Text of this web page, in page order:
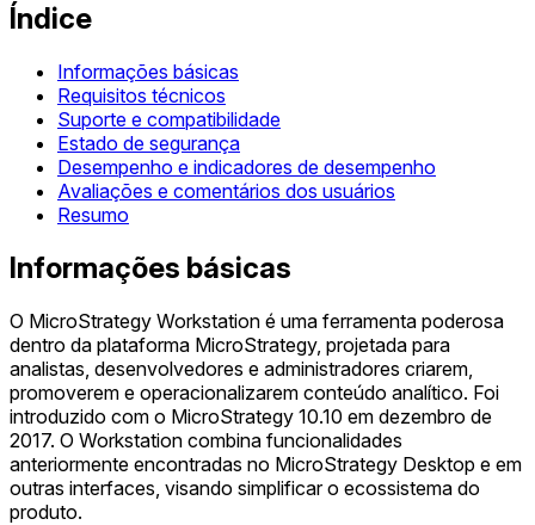
Índice
Informações básicas
Requisitos técnicos
Suporte e compatibilidade
Estado de segurança
Desempenho e indicadores de desempenho
Avaliações e comentários dos usuários
Resumo
Informações básicas
O MicroStrategy Workstation é uma ferramenta poderosa
dentro da plataforma MicroStrategy, projetada para
analistas, desenvolvedores e administradores criarem,
promoverem e operacionalizarem conteúdo analítico. Foi
introduzido com o MicroStrategy 10.10 em dezembro de
2017. O Workstation combina funcionalidades
anteriormente encontradas no MicroStrategy Desktop e em
outras interfaces, visando simplificar o ecossistema do
produto.